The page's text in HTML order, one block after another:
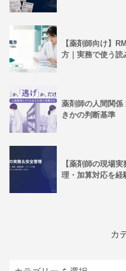
【薬剤師向け】
方｜実務で使う読
薬剤師の人間関係
きかの判断基準
【薬剤師の現場
理・加算対応を経
カ